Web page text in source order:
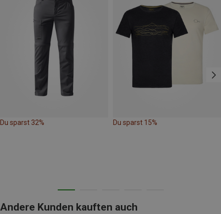
Du sparst 32% Du sparst 15%
Andere Kunden kauften auch